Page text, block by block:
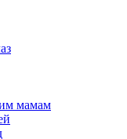
мамам